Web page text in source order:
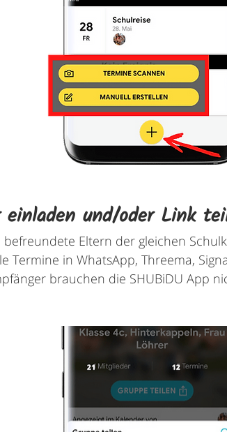
und/oder Link
Eltern der gleichen
Termine in WhatsApp, Threema,
brauchen die SHUBiDU App